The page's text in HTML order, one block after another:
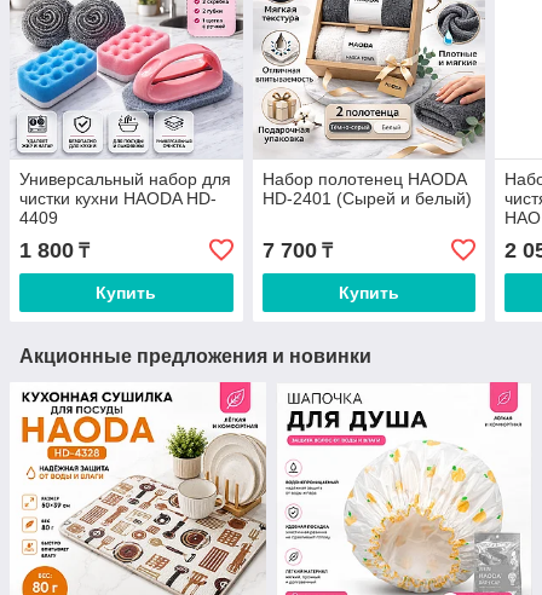
Универсальный набор для
чистки кухни HAODA HD-
4409
1 800 ₸
Купить
Набор полотенец HAODA
HD-2401 (Сырей и белый)
7 700₸
Купить
2
Акционные предложения и новинки